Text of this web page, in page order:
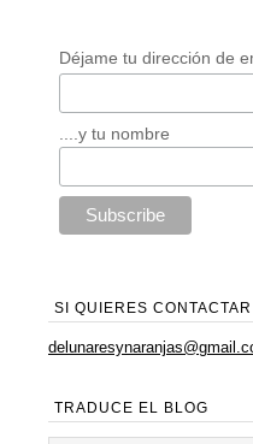
Déjame tu dirección de
....y tu nombre
SI QUIERES
TRADUCE EL BLOG